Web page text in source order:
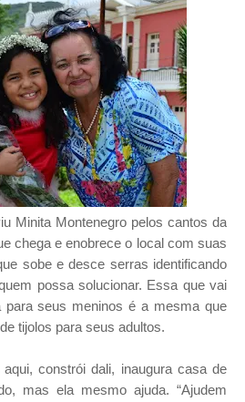
Minita Montenegro pelos cantos da
chega e enobrece o local com suas
sobe e desce serras identificando
possa solucionar. Essa que vai
para seus meninos é a mesma que
tijolos para seus adultos.
constrói dali, inaugura casa de
mas ela mesmo ajuda. “Ajudem